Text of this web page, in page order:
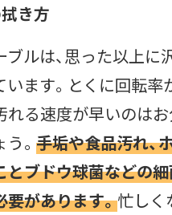
き方
ルは、思った以上に
います。とくに回転率
れる速度が早いのはお
。 手垢や食品汚れ、
とブドウ球菌などの
要があります。忙しく